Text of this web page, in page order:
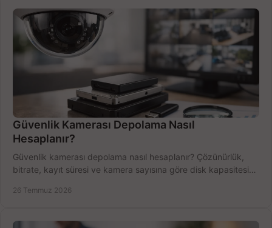
Güvenlik Kamerası Depolama Nasıl
Hesaplanır?
Güvenlik kamerası depolama nasıl hesaplanır? Çözünürlük,
bitrate, kayıt süresi ve kamera sayısına göre disk kapasitesini
26 Temmuz 2026